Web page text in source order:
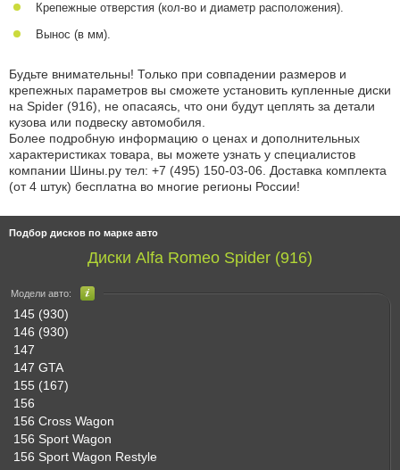
Подбор дисков по марке авто
Диски Alfa Romeo Spider (916)
Модели авто:
145 (930)
146 (930)
147
147 GTA
155 (167)
156
156 Cross Wagon
156 Sport Wagon
156 Sport Wagon Restyle
Крепежные отверстия (кол-во и диаметр расположения).
Вынос (в мм).
Будьте внимательны! Только при совпадении размеров и
крепежных параметров вы сможете установить купленные диски
на Spider (916), не опасаясь, что они будут цеплять за детали
кузова или подвеску автомобиля.
Более подробную информацию о ценах и дополнительных
характеристиках товара, вы можете узнать у специалистов
компании Шины.ру тел: +7 (495) 150-03-06 . Доставка комплекта
(от 4 штук) бесплатна во многие регионы России!